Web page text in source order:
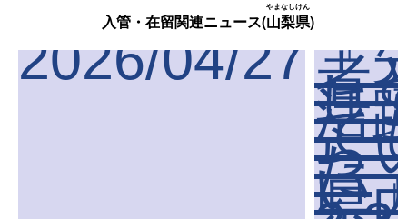
入管・在留関連ニュース(山梨県
やまなしけん
)
2026/04/27「
者
し
活
て
ら
た
県